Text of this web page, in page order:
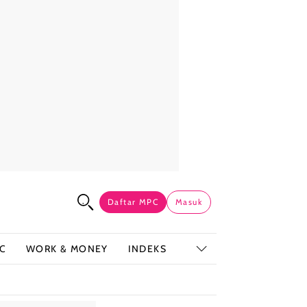
Daftar MPC Masuk
WORK & MONEY INDEKS